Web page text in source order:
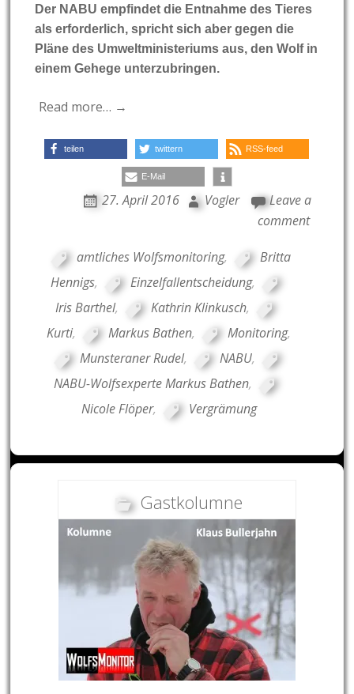
Der NABU empfindet die Entnahme des Tieres
als erforderlich, spricht sich aber gegen die
Pläne des Umweltministeriums aus, den Wolf in
einem Gehege unterzubringen.
Read more… →
teilen twittern RSS-feed
E-Mail
27. April 2016 Vogler
Leave a
comment
amtliches Wolfsmonitoring,
Britta
Hennigs, Einzelfallentscheidung,
Iris Barthel, Kathrin Klinkusch,
Kurti, Markus Bathen, Monitoring,
Munsteraner Rudel, NABU,
NABU-Wolfsexperte Markus Bathen,
Nicole Flöper, Vergrämung
Gastkolumne